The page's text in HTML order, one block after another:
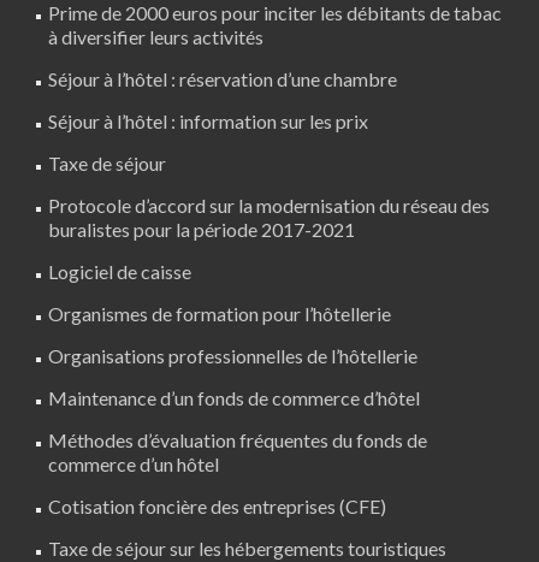
Prime de 2000 euros pour inciter les débitants de tabac
à diversifier leurs activités
Séjour à l’hôtel : réservation d’une chambre
Séjour à l’hôtel : information sur les prix
Taxe de séjour
Protocole d’accord sur la modernisation du réseau des
buralistes pour la période 2017-2021
Logiciel de caisse
Organismes de formation pour l’hôtellerie
Organisations professionnelles de l’hôtellerie
Maintenance d’un fonds de commerce d’hôtel
Méthodes d’évaluation fréquentes du fonds de
commerce d’un hôtel
Cotisation foncière des entreprises (CFE)
Taxe de séjour sur les hébergements touristiques